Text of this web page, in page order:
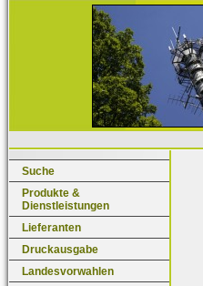
Suche
Produkte &
Dienstleistungen
Lieferanten
Druckausgabe
Landesvorwahlen